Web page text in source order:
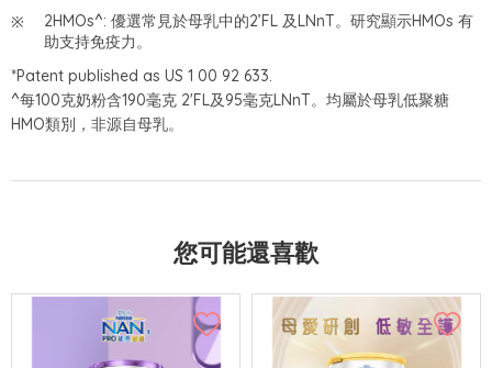
2HMOs^: 優選常見於母乳中的2’FL 及LNnT。研究顯示HMOs 有
助支持免疫力。
*Patent published as US 1 00 92 633.
^每100克奶粉含190毫克 2'FL及95毫克LNnT。均屬於母乳低聚糖
HMO類別，非源自母乳。
您可能還喜歡